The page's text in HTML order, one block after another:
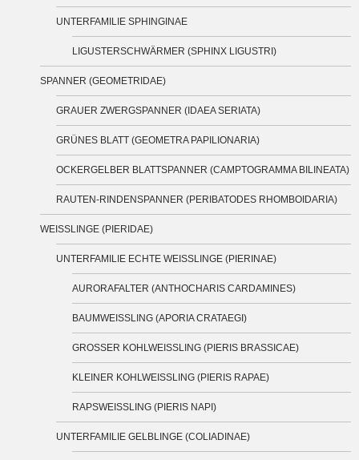
UNTERFAMILIE SPHINGINAE
LIGUSTERSCHWÄRMER (SPHINX LIGUSTRI)
SPANNER (GEOMETRIDAE)
GRAUER ZWERGSPANNER (IDAEA SERIATA)
GRÜNES BLATT (GEOMETRA PAPILIONARIA)
OCKERGELBER BLATTSPANNER (CAMPTOGRAMMA BILINEATA)
RAUTEN-RINDENSPANNER (PERIBATODES RHOMBOIDARIA)
WEISSLINGE (PIERIDAE)
UNTERFAMILIE ECHTE WEISSLINGE (PIERINAE)
AURORAFALTER (ANTHOCHARIS CARDAMINES)
BAUMWEISSLING (APORIA CRATAEGI)
GROSSER KOHLWEISSLING (PIERIS BRASSICAE)
KLEINER KOHLWEISSLING (PIERIS RAPAE)
RAPSWEISSLING (PIERIS NAPI)
UNTERFAMILIE GELBLINGE (COLIADINAE)